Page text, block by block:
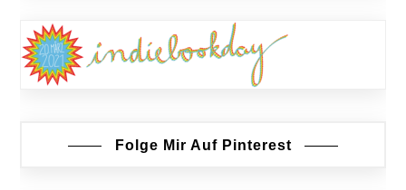
Folge Mir Auf Pinterest